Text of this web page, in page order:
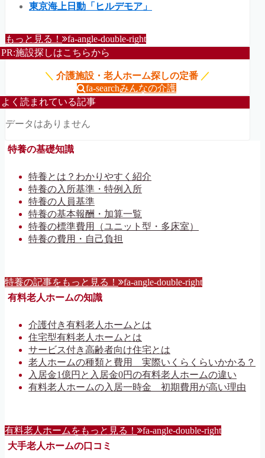
東京海上日動「ヒルデモア」
もっと見る！ fa-angle-double-right
PR:施設探しはこちらから
＼ 介護施設・老人ホーム探しの定番 ／
fa-searchみんなの介護
よく読まれている記事
データはありません
特養の基礎知識
特養とは？わかりやすく紹介
特養の入所基準・特例入所
特養の人員基準
特養の基本報酬・加算一覧
特養の標準費用（ユニット型・多床室）
特養の費用・自己負担
特養の記事をもっと見る！ fa-angle-double-right
有料老人ホームの知識
介護付き有料老人ホームとは
住宅型有料老人ホームとは
サービス付き高齢者向け住宅とは
老人ホームの種類と費用 実際いくらくらいかかる？
入居金1億円と入居金0円の有料老人ホームの違い
有料老人ホームの入居一時金 初期費用が高い理由
有料老人ホームをもっと見る！ fa-angle-double-right
大手老人ホームの口コミ